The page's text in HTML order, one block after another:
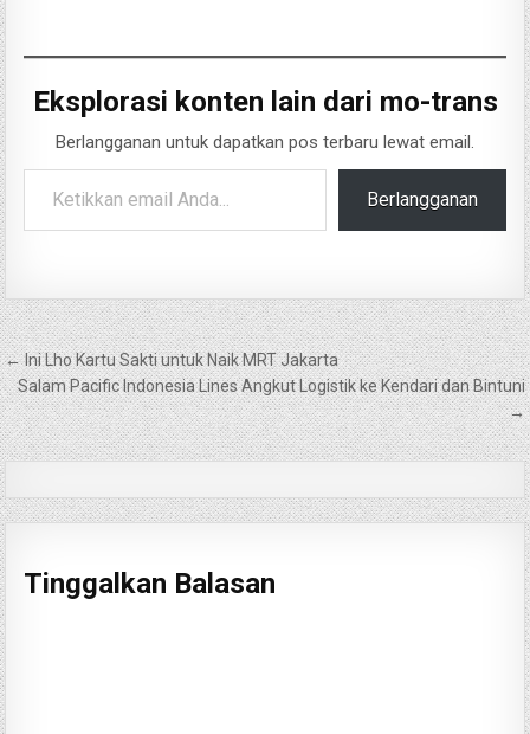
Eksplorasi konten lain dari mo-trans
Berlangganan untuk dapatkan pos terbaru lewat email.
Ketikkan email Anda...
Berlangganan
Navigasi
pos
← Ini Lho Kartu Sakti untuk Naik MRT Jakarta
Salam Pacific Indonesia Lines Angkut Logistik ke Kendari dan Bintuni
→
Tinggalkan Balasan